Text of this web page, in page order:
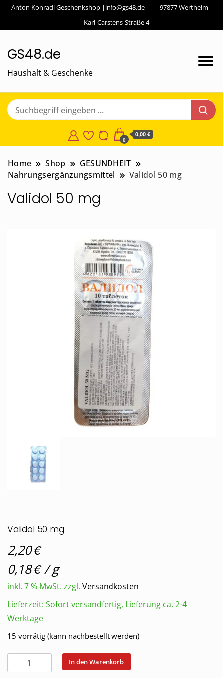
Anton Konradi Geschenkshop |info@gs48.de
97877 Wertheim
Karl-Carstens-Straße 4
GS48.de
Haushalt & Geschenke
0
0,00 €
Home Shop
GESUNDHEIT
Nahrungsergänzungsmittel
Validol 50 mg
Validol 50 mg
Validol 50 mg
2,20€
0,18€/g
inkl. 7 % MwSt. zzgl. Versandkosten
Lieferzeit: Sofort versandfertig, Lieferung ca. 2-4
Werktage
15 vorrätig (kann nachbestellt werden)
Validol
50
In den Warenkorb